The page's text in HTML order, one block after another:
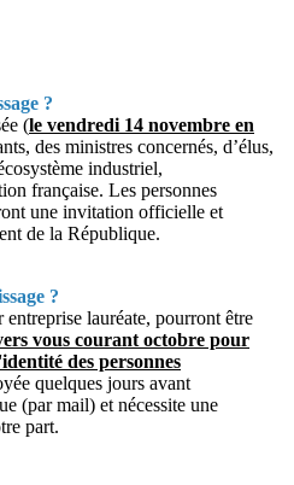
?
(le vendredi 14 novembre en
des ministres concernés, d’élus,
industriel,
française. Les personnes
une invitation officielle et
de la République.
?
lauréate, pourront être
vous courant octobre pour
des personnes
quelques jours avant
(par mail) et nécessite une
part.